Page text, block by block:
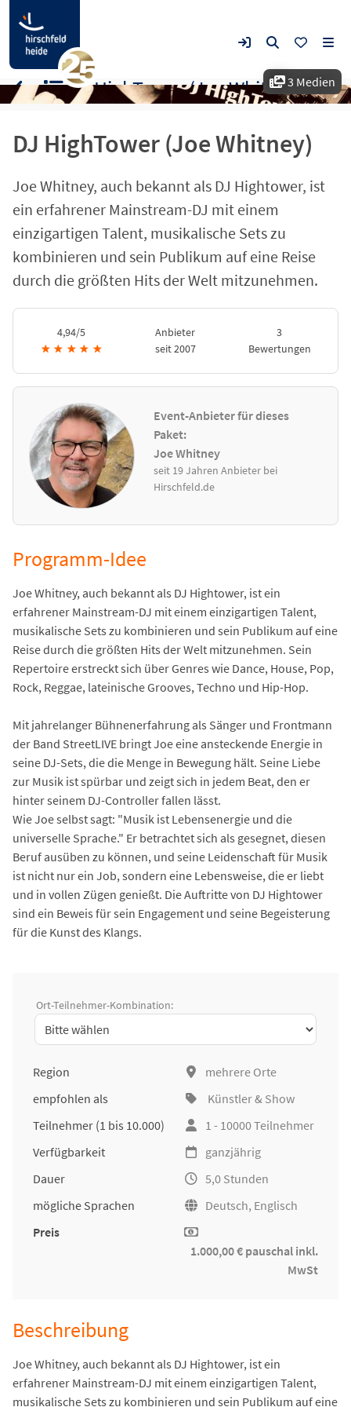
3 Medien
DJ HighTower (Joe Whitney)
Joe Whitney, auch bekannt als DJ Hightower, ist
ein erfahrener Mainstream-DJ mit einem
einzigartigen Talent, musikalische Sets zu
kombinieren und sein Publikum auf eine Reise
durch die größten Hits der Welt mitzunehmen.
4,94/5
★ ★ ★ ★ ★
Anbieter
seit 2007
3
Bewertungen
Event-Anbieter für dieses
Paket:
Joe Whitney
seit 19 Jahren Anbieter bei
Hirschfeld.de
DJ HighTower (Joe Whitney)
Programm-Idee
Joe Whitney, auch bekannt als DJ Hightower, ist ein
erfahrener Mainstream-DJ mit einem einzigartigen Talent,
musikalische Sets zu kombinieren und sein Publikum auf eine
Reise durch die größten Hits der Welt mitzunehmen. Sein
Repertoire erstreckt sich über Genres wie Dance, House, Pop,
Rock, Reggae, lateinische Grooves, Techno und Hip-Hop.
Mit jahrelanger Bühnenerfahrung als Sänger und Frontmann
der Band StreetLIVE bringt Joe eine ansteckende Energie in
seine DJ-Sets, die die Menge in Bewegung hält. Seine Liebe
zur Musik ist spürbar und zeigt sich in jedem Beat, den er
hinter seinem DJ-Controller fallen lässt.
Wie Joe selbst sagt: "Musik ist Lebensenergie und die
universelle Sprache." Er betrachtet sich als gesegnet, diesen
Beruf ausüben zu können, und seine Leidenschaft für Musik
ist nicht nur ein Job, sondern eine Lebensweise, die er liebt
und in vollen Zügen genießt. Die Auftritte von DJ Hightower
sind ein Beweis für sein Engagement und seine Begeisterung
für die Kunst des Klangs.
Ort-Teilnehmer-Kombination:
Region
mehrere Orte
empfohlen als
Künstler & Show
Teilnehmer (1 bis 10.000)
1 - 10000 Teilnehmer
Verfügbarkeit
ganzjährig
Dauer
5,0 Stunden
mögliche Sprachen
Deutsch, Englisch
Preis
1.000,00 € pauschal inkl.
MwSt
Beschreibung
Joe Whitney, auch bekannt als DJ Hightower, ist ein
erfahrener Mainstream-DJ mit einem einzigartigen Talent,
musikalische Sets zu kombinieren und sein Publikum auf eine